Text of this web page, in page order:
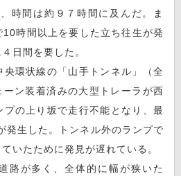
時間は約９７時間に及んだ。ま
時間以上を要した立ち往生が発
日間を要した。
環状線の「山手トンネル」（全
ン装着済みの大型トレーラが西
プの上り坂で走行不能となり、最
発生した。トンネル外のランプで
いたために発見が遅れている。
路が多く、全体的に幅が狭いた